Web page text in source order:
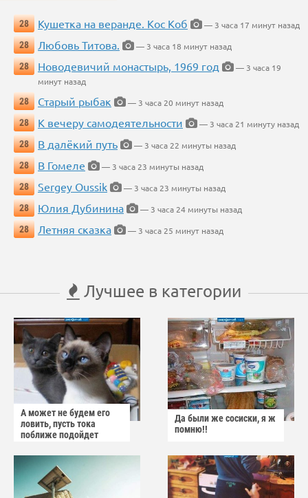
28 Кушетка на веранде. Кос Коб
— 3 часа 17 минут назад
28
Любовь Титова.
— 3 часа 18 минут назад
28
Новодевичий монастырь, 1969 год
— 3 часа 19
минут назад
28
Старый рыбак
— 3 часа 20 минут назад
28
К вечеру самодеятельности
— 3 часа 21 минуту назад
28
В далёкий путь
— 3 часа 22 минуты назад
28
В Гомеле
— 3 часа 23 минуты назад
28
Sergey Oussik
— 3 часа 23 минуты назад
28
Юлия Дубинина
— 3 часа 24 минуты назад
28
Летняя сказка — 3 часа 25 минут назад
Лучшее в категории
А может не будем его
ловить, пусть тока
поближе подойдет
Да были же сосиски, я ж
помню!!